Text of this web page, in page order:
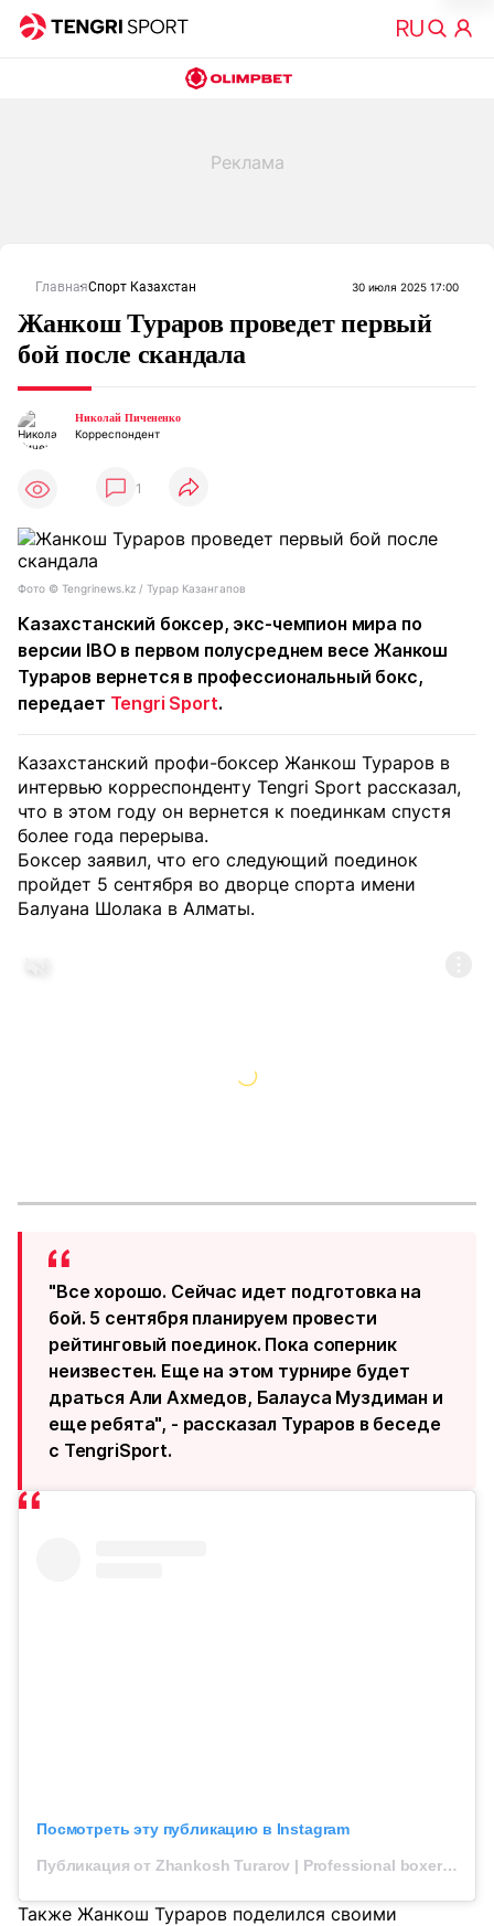
ГлавнаяСпорт Казахстан 30 июля 2025 17:00
Жанкош Тураров проведет первый
бой после скандала
Николай Пичененко
Корреспондент
1
Фото ©️ Tengrinews.kz / Турар Казангапов
Казахстанский боксер, экс-чемпион мира по
версии IBO в первом полусреднем весе Жанкош
Тураров вернется в профессиональный бокс,
передает Tengri Sport.
Казахстанский профи-боксер Жанкош Тураров в
интервью корреспонденту Tengri Sport рассказал,
что в этом году он вернется к поединкам спустя
более года перерыва.
Боксер заявил, что его следующий поединок
пройдет 5 сентября во дворце спорта имени
Балуана Шолака в Алматы.
"Все хорошо. Сейчас идет подготовка на
бой. 5 сентября планируем провести
рейтинговый поединок. Пока соперник
неизвестен. Еще на этом турнире будет
драться Али Ахмедов, Балауса Муздиман и
еще ребята", - рассказал Тураров в беседе
с TengriSport.
Посмотреть эту публикацию в Instagram
Публикация от Zhankosh Turarov | Professional boxer (@zhankoshturarov)
Также Жанкош Тураров поделился своими